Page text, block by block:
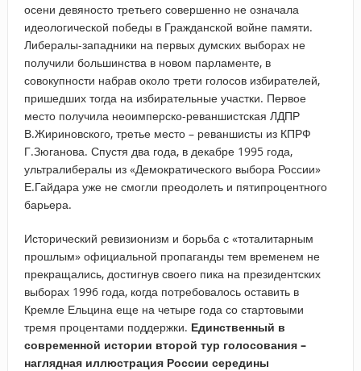
осени девяносто третьего совершенно не означала
идеологической победы в Гражданской войне памяти.
Либералы-западники на первых думских выборах не
получили большинства в новом парламенте, в
совокупности набрав около трети голосов избирателей,
пришедших тогда на избирательные участки. Первое
место получила неоимперско-реваншистская ЛДПР
В.Жириновского, третье место – реваншисты из КПРФ
Г.Зюганова. Спустя два года, в декабре 1995 года,
ультралибералы из «Демократического выбора России»
Е.Гайдара уже не смогли преодолеть и пятипроцентного
барьера.
Исторический ревизионизм и борьба с «тоталитарным
прошлым» официальной пропаганды тем временем не
прекращались, достигнув своего пика на президентских
выборах 1996 года, когда потребовалось оставить в
Кремле Ельцина еще на четыре года со стартовыми
тремя процентами поддержки. Единственный в
современной истории второй тур голосования –
наглядная иллюстрация России середины